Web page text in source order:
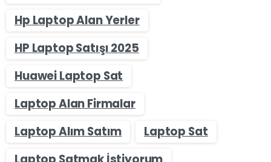
Hp Laptop Alan Yerler
HP Laptop Satışı 2025
Huawei Laptop Sat
Laptop Alan Firmalar
Laptop Alım Satım
Laptop Sat